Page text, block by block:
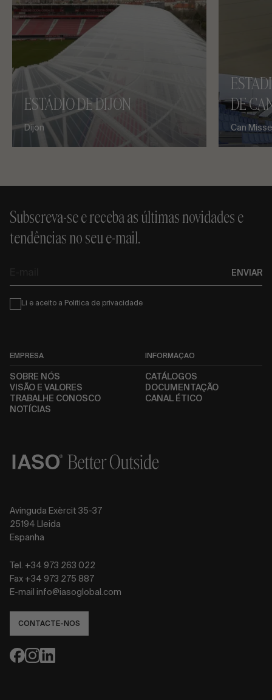
ESTÁDIO DE DIJON
Dijon
DE
Can
Subscreva-se e receba as últimas novidades e
tendências no seu e-mail.
ENVIAR
Condiciones
Li e aceito a Política de privacidade
EMPRESA
SOBRE NÓS
VISÃO E VALORES
TRABALHE CONOSCO
NOTÍCIAS
INFORMAÇÃO
CATÁLOGOS
DOCUMENTAÇÃO
CANAL ÉTICO
Avinguda Exèrcit 35-37
25194 Lleida
Espanha
Tel. +34 973 263 022
Fax +34 973 275 887
E-mail info@iasoglobal.com
CONTACTE-NOS